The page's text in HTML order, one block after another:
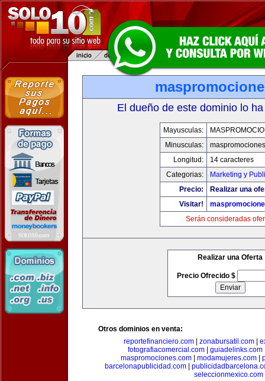
El dueño de este dominio lo
Mayusculas:
Minusculas:
Longitud:
14 caracteres
Categorias:
Marketing y
Precio:
Realizar una
Visitar!
Serán consideradas
Realizar una Oferta
Precio Ofrecido $
Otros dominios en venta:
reportefinanciero.com| zonabursatil.com|
fotografiacomercial.com
guiadelinks.com
maspromociones.com
modamujeres.com
barcelonapublicidad.com|
seleccionmexico.com